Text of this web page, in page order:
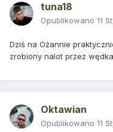
tuna18
Opublikowano 11
Dziś na Ożannie
zrobiony nalot przez
Oktawian
Opublikowano 11